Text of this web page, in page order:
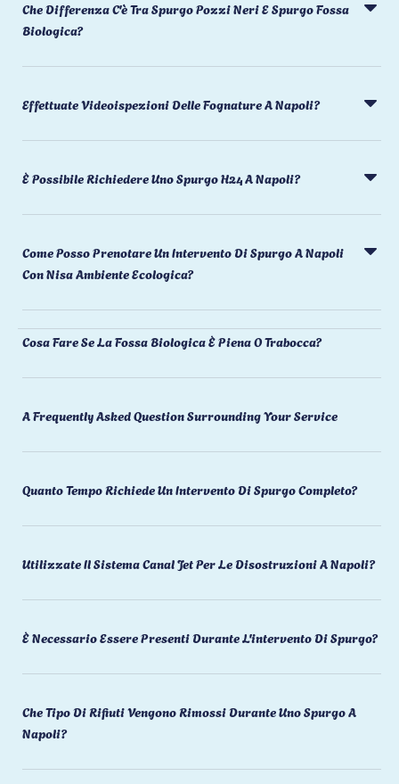
Che Differenza C'è Tra Spurgo Pozzi Neri E Spurgo Fossa
Biologica?
Effettuate Videoispezioni Delle Fognature A Napoli?
È Possibile Richiedere Uno Spurgo H24 A Napoli?
Come Posso Prenotare Un Intervento Di Spurgo A Napoli
Con Nisa Ambiente Ecologica?
Cosa Fare Se La Fossa Biologica È Piena O Trabocca?
A Frequently Asked Question Surrounding Your Service
Quanto Tempo Richiede Un Intervento Di Spurgo Completo?
Utilizzate Il Sistema Canal Jet Per Le Disostruzioni A Napoli?
È Necessario Essere Presenti Durante L'intervento Di Spurgo?
Che Tipo Di Rifiuti Vengono Rimossi Durante Uno Spurgo A
Napoli?